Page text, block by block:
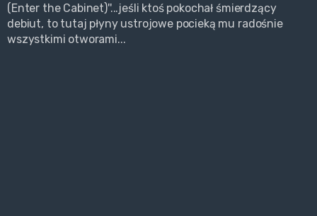
(Enter the Cabinet)''...jeśli ktoś pokochał śmierdzący
debiut, to tutaj płyny ustrojowe pocieką mu radośnie
wszystkimi otworami...